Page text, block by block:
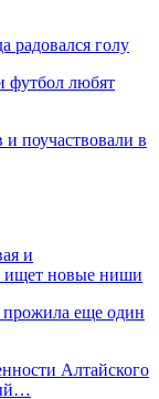
радовался голу
футбол любят
поучаствовали в
и
ищет новые ниши
еще один
Алтайского